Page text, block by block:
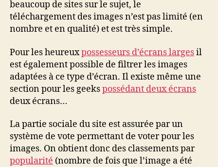
beaucoup de sites sur le sujet, le
téléchargement des images n’est pas limité (en
nombre et en qualité) et est très simple.
Pour les heureuxpossesseurs d’écrans largesil
est également possible de filtrer les images
adaptées à ce type d’écran. Il existe même une
section pour les geekspossédant deux écrans
deux écrans…
La partie sociale du site est assurée par un
système de vote permettant de voter pour les
images. On obtient donc des classements par
popularité (nombre de fois que l’image a été